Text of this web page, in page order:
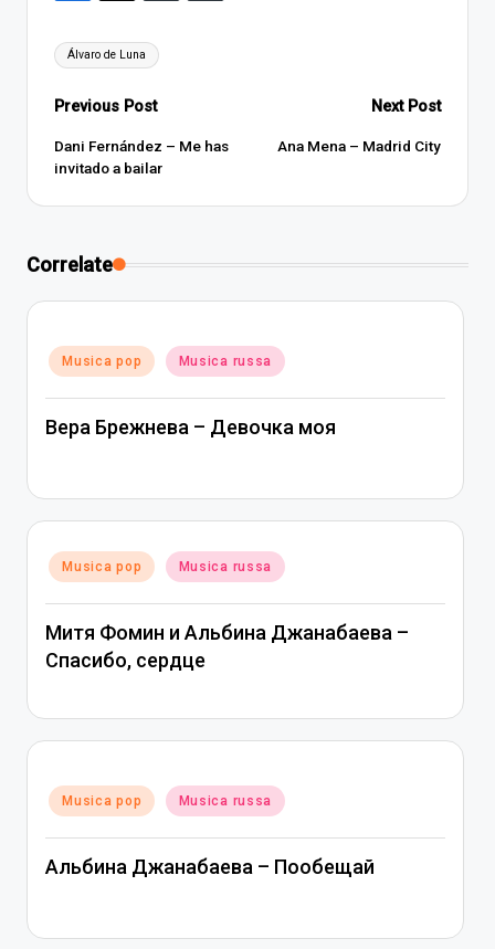
Tags:
Álvaro de Luna
Post
navigation
Previous Post
Dani Fernández – Me has
invitado a bailar
Next Post
Ana Mena – Madrid City
Correlate
Posted
in
Musica pop Musica russa
Вера Брежнева – Девочка моя
Posted
in
Musica pop Musica russa
Митя Фомин и Альбина Джанабаева –
Спасибо, сердце
Posted
in
Musica pop Musica russa
Альбина Джанабаева – Пообещай